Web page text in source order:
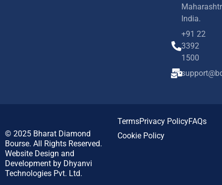
India.
+91 22
3392
1500
© 2025 Bharat Diamond
Bourse. All Rights Reserved.
Website Design and
Development by Dhyanvi
Technologies Pvt. Ltd.
TermsPrivacy PolicyFAQs
Cookie Policy